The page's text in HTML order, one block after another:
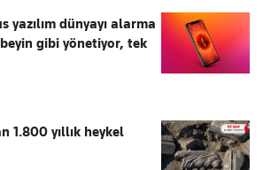
yazılım dünyayı alarma
gibi yönetiyor, tek
1.800 yıllık heykel